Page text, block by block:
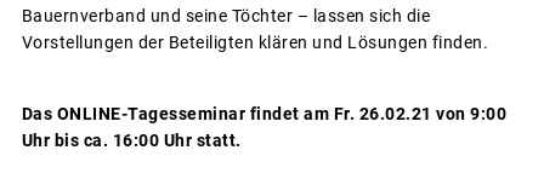
Bauernverband und seine Töchter – lassen sich die
Vorstellungen der Beteiligten klären und Lösungen finden.
Das ONLINE-Tagesseminar findet am Fr. 26.02.21 von 9:00
Uhr bis ca. 16:00 Uhr statt.